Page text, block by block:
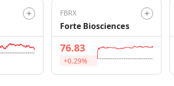
FBRX
Forte Biosciences
76.83
+0.29%